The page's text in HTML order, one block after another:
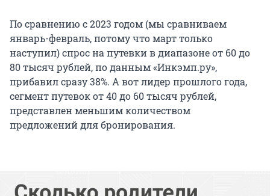
По сравнению с 2023 годом (мы сравниваем
январь-февраль, потому что март только
наступил) спрос на путевки в диапазоне от 60 до
80 тысяч рублей, по данным «Инкэмп.ру»,
прибавил сразу 38%. А вот лидер прошлого года,
сегмент путевок от 40 до 60 тысяч рублей,
представлен меньшим количеством
предложений для бронирования.